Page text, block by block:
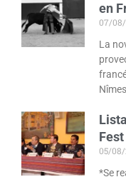
en
07/
La
Fest
05/
*Se